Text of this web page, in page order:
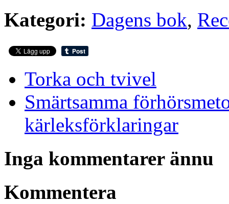
Kategori: Dagens bok,
Torka och tvivel
Smärtsamma
kärleksförklaringar
Inga kommentarer ännu
Kommentera